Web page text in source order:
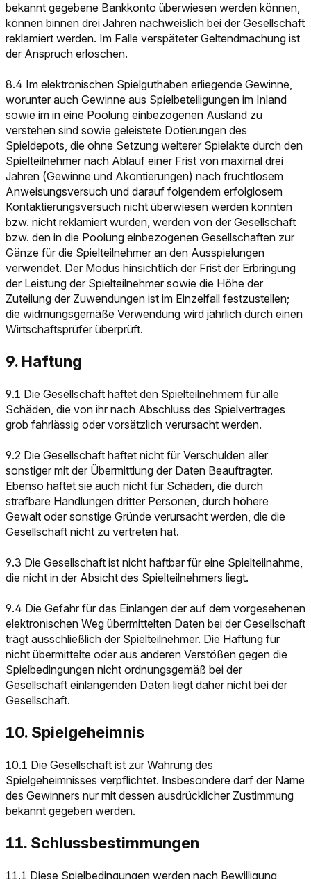
bekannt gegebene Bankkonto überwiesen werden können,
können binnen drei Jahren nachweislich bei der Gesellschaft
reklamiert werden. Im Falle verspäteter Geltendmachung ist
der Anspruch erloschen.
8.4 Im elektronischen Spielguthaben erliegende Gewinne,
worunter auch Gewinne aus Spielbeteiligungen im Inland
sowie im in eine Poolung einbezogenen Ausland zu
verstehen sind sowie geleistete Dotierungen des
Spieldepots, die ohne Setzung weiterer Spielakte durch den
Spielteilnehmer nach Ablauf einer Frist von maximal drei
Jahren (Gewinne und Akontierungen) nach fruchtlosem
Anweisungsversuch und darauf folgendem erfolglosem
Kontaktierungsversuch nicht überwiesen werden konnten
bzw. nicht reklamiert wurden, werden von der Gesellschaft
bzw. den in die Poolung einbezogenen Gesellschaften zur
Gänze für die Spielteilnehmer an den Ausspielungen
verwendet. Der Modus hinsichtlich der Frist der Erbringung
der Leistung der Spielteilnehmer sowie die Höhe der
Zuteilung der Zuwendungen ist im Einzelfall festzustellen;
die widmungsgemäße Verwendung wird jährlich durch einen
Wirtschaftsprüfer überprüft.
9. Haftung
9.1 Die Gesellschaft haftet den Spielteilnehmern für alle
Schäden, die von ihr nach Abschluss des Spielvertrages
grob fahrlässig oder vorsätzlich verursacht werden.
9.2 Die Gesellschaft haftet nicht für Verschulden aller
sonstiger mit der Übermittlung der Daten Beauftragter.
Ebenso haftet sie auch nicht für Schäden, die durch
strafbare Handlungen dritter Personen, durch höhere
Gewalt oder sonstige Gründe verursacht werden, die die
Gesellschaft nicht zu vertreten hat.
9.3 Die Gesellschaft ist nicht haftbar für eine Spielteilnahme,
die nicht in der Absicht des Spielteilnehmers liegt.
9.4 Die Gefahr für das Einlangen der auf dem vorgesehenen
elektronischen Weg übermittelten Daten bei der Gesellschaft
trägt ausschließlich der Spielteilnehmer. Die Haftung für
nicht übermittelte oder aus anderen Verstößen gegen die
Spielbedingungen nicht ordnungsgemäß bei der
Gesellschaft einlangenden Daten liegt daher nicht bei der
Gesellschaft.
10. Spielgeheimnis
10.1 Die Gesellschaft ist zur Wahrung des
Spielgeheimnisses verpflichtet. Insbesondere darf der Name
des Gewinners nur mit dessen ausdrücklicher Zustimmung
bekannt gegeben werden.
11. Schlussbestimmungen
11.1 Diese Spielbedingungen werden nach Bewilligung